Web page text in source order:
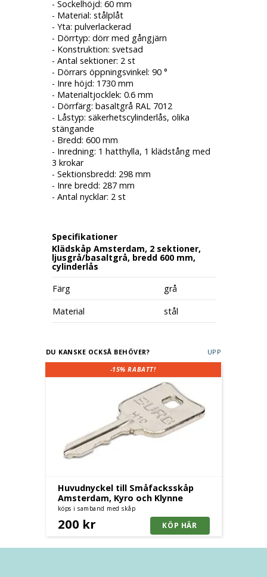
- Sockelhöjd: 60 mm
- Material: stålplåt
- Yta: pulverlackerad
- Dörrtyp: dörr med gångjärn
- Konstruktion: svetsad
- Antal sektioner: 2 st
- Dörrars öppningsvinkel: 90 °
- Inre höjd: 1730 mm
- Materialtjocklek: 0.6 mm
- Dörrfärg: basaltgrå RAL 7012
- Låstyp: säkerhetscylinderlås, olika
stängande
- Bredd: 600 mm
- Inredning: 1 hatthylla, 1 klädstång med
3 krokar
- Sektionsbredd: 298 mm
- Inre bredd: 287 mm
- Antal nycklar: 2 st
Specifikationer
Klädskåp Amsterdam, 2 sektioner,
ljusgrå/basaltgrå, bredd 600 mm,
cylinderlås
Färg
grå
Material
stål
DU KANSKE OCKSÅ BEHÖVER?
UPP
-15% RABATT!
Huvudnyckel till Småfacksskåp
Amsterdam, Kyro och Klynne
köps i samband med skåp
200 kr